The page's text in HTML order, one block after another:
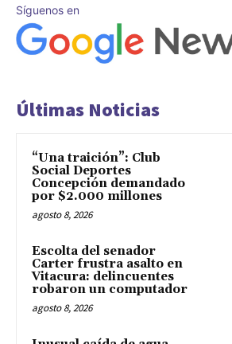
Síguenos en
Últimas Noticias
“Una traición”: Club
Social Deportes
Concepción demandado
por $2.000 millones
agosto 8, 2026
Escolta del senador
Carter frustra asalto en
Vitacura: delincuentes
robaron un computador
agosto 8, 2026